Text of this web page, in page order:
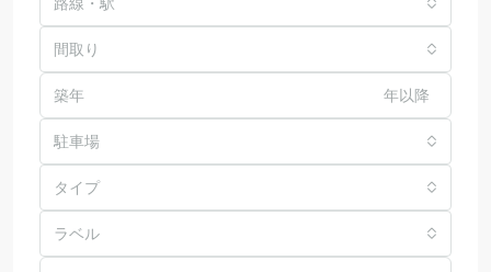
間取り
年以降
駐車場
タイプ
ラベル